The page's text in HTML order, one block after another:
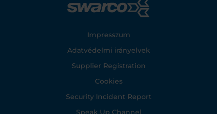
Impresszum
Adatvédelmi irányelvek
Supplier Registration
Cookies
Security Incident Report
Speak Up Channel